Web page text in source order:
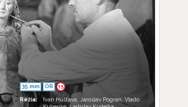
35 mm OR 15
Réžia:
Ivan Húšťava, Jaroslav Pogran, Vlado